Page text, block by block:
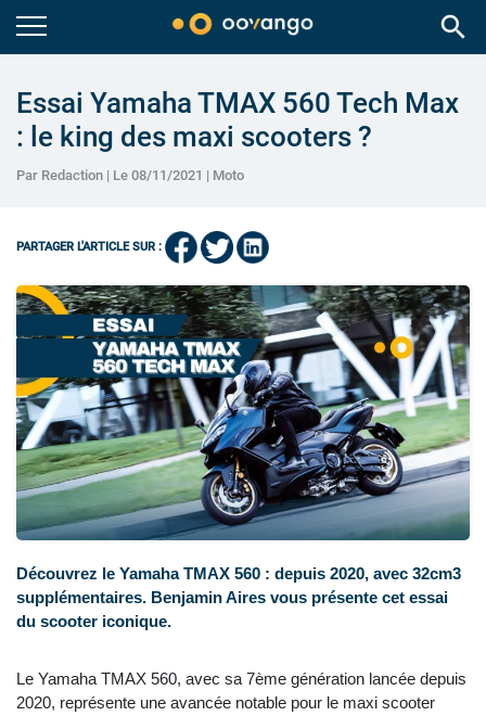
search
Essai Yamaha TMAX 560 Tech Max
: le king des maxi scooters ?
Par Redaction | Le 08/11/2021 | Moto
PARTAGER L'ARTICLE SUR :
Découvrez le Yamaha TMAX 560 : depuis 2020, avec 32cm3
supplémentaires. Benjamin Aires vous présente cet essai
du scooter iconique.
Le Yamaha TMAX 560, avec sa 7ème génération lancée depuis
2020, représente une avancée notable pour le maxi scooter